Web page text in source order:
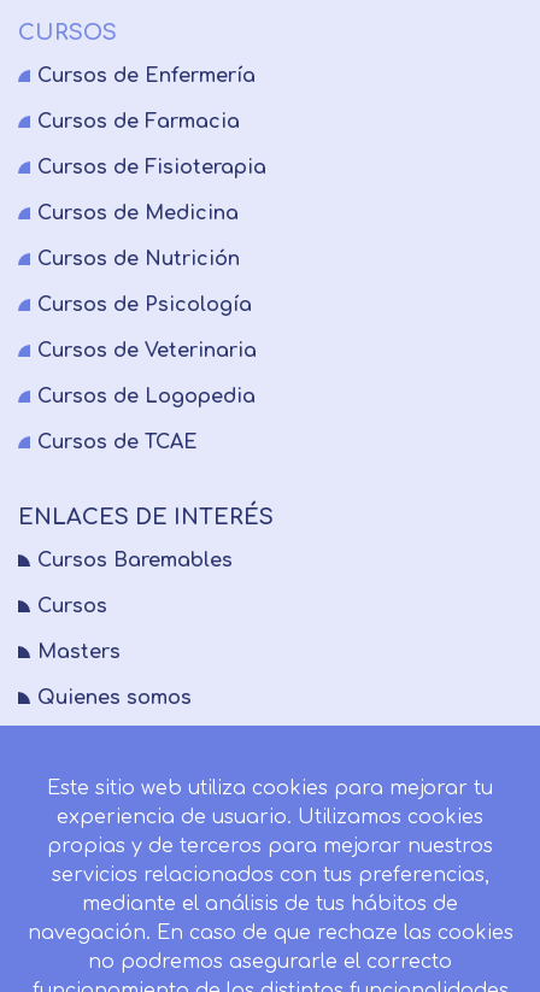
CURSOS
Cursos de Enfermería
Cursos de Farmacia
Cursos de Fisioterapia
Cursos de Medicina
Cursos de Nutrición
Cursos de Psicología
Cursos de Veterinaria
Cursos de Logopedia
Cursos de TCAE
ENLACES DE INTERÉS
Cursos Baremables
Cursos
Masters
Quienes somos
Blog
Mapa del sitio
Desistir contrato aquí
Este sitio web utiliza cookies para mejorar tu
experiencia de usuario. Utilizamos cookies
propias y de terceros para mejorar nuestros
servicios relacionados con tus preferencias,
mediante el análisis de tus hábitos de
navegación. En caso de que rechaze las cookies
no podremos asegurarle el correcto